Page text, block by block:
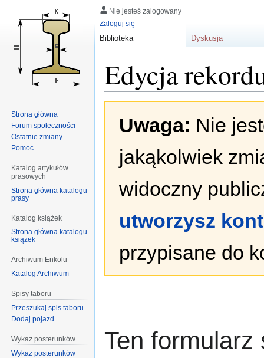
Edycja
nawigacji
wyszukiwania
Uwaga: Nie
jakąkolwiek
widoczny
utworzysz
przypisane do
Ten formularz
Nie jesteś zalogowany
Zaloguj się
Biblioteka Dyskusja
Strona główna
Forum społeczności
Ostatnie zmiany
Pomoc
Katalog artykułów
prasowych
Strona główna katalogu
prasy
Katalog książek
Strona główna katalogu
książek
Archiwum Enkolu
Katalog Archiwum
Spisy taboru
Przeszukaj spis taboru
Dodaj pojazd
Wykaz posterunków
Wykaz posterunków